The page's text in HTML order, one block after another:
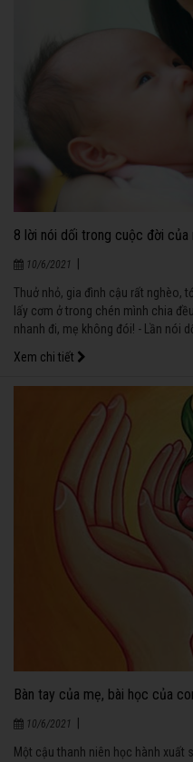
8 lời nói dối trong cuộc đời của
10/6/2021
Thuở nhỏ, gia đình cậu rất nghèo,
lấy cơm ở trong chén mình chia
nhanh đi, mẹ không đói! - Lần nói
Xem chi tiết
Bàn tay của mẹ, bài học của
10/6/2021
Một cậu thanh niên học hành xuất